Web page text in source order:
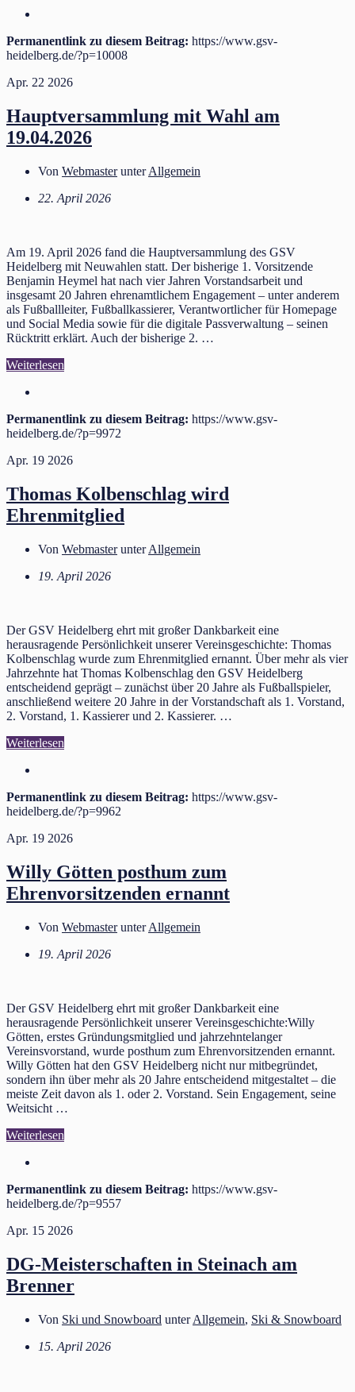
Permanentlink zu diesem Beitrag: https://www.gsv-
heidelberg.de/?p=10008
Apr. 22 2026
Hauptversammlung mit Wahl am
19.04.2026
Von WebmasterunterAllgemein
22. April 2026
Am 19. April 2026 fand die Hauptversammlung des GSV
Heidelberg mit Neuwahlen statt. Der bisherige 1. Vorsitzende
Benjamin Heymel hat nach vier Jahren Vorstandsarbeit und
insgesamt 20 Jahren ehrenamtlichem Engagement – unter anderem
als Fußballleiter, Fußballkassierer, Verantwortlicher für Homepage
und Social Media sowie für die digitale Passverwaltung – seinen
Rücktritt erklärt. Auch der bisherige 2. …
Weiterlesen
Permanentlink zu diesem Beitrag: https://www.gsv-
heidelberg.de/?p=9972
Apr. 19 2026
Thomas Kolbenschlag wird
Ehrenmitglied
Von WebmasterunterAllgemein
19. April 2026
Der GSV Heidelberg ehrt mit großer Dankbarkeit eine
herausragende Persönlichkeit unserer Vereinsgeschichte: Thomas
Kolbenschlag wurde zum Ehrenmitglied ernannt. Über mehr als vier
Jahrzehnte hat Thomas Kolbenschlag den GSV Heidelberg
entscheidend geprägt – zunächst über 20 Jahre als Fußballspieler,
anschließend weitere 20 Jahre in der Vorstandschaft als 1. Vorstand,
2. Vorstand, 1. Kassierer und 2. Kassierer. …
Weiterlesen
Permanentlink zu diesem Beitrag: https://www.gsv-
heidelberg.de/?p=9962
Apr. 19 2026
Willy Götten posthum zum
Ehrenvorsitzenden ernannt
Von WebmasterunterAllgemein
19. April 2026
Der GSV Heidelberg ehrt mit großer Dankbarkeit eine
herausragende Persönlichkeit unserer Vereinsgeschichte:Willy
Götten, erstes Gründungsmitglied und jahrzehntelanger
Vereinsvorstand, wurde posthum zum Ehrenvorsitzenden ernannt.
Willy Götten hat den GSV Heidelberg nicht nur mitbegründet,
sondern ihn über mehr als 20 Jahre entscheidend mitgestaltet – die
meiste Zeit davon als 1. oder 2. Vorstand. Sein Engagement, seine
Weitsicht …
Weiterlesen
Permanentlink zu diesem Beitrag: https://www.gsv-
heidelberg.de/?p=9557
Apr. 15 2026
DG‑Meisterschaften in Steinach am
Brenner
Von Ski und Snowboard unterAllgemein, Ski & Snowboard
15. April 2026